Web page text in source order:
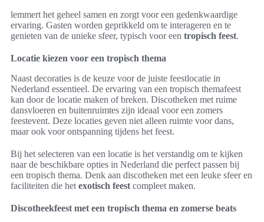
lemmert het geheel samen en zorgt voor een gedenkwaardige
ervaring. Gasten worden geprikkeld om te interageren en te
genieten van de unieke sfeer, typisch voor een tropisch feest.
Locatie kiezen voor een tropisch thema
Naast decoraties is de keuze voor de juiste feestlocatie in
Nederland essentieel. De ervaring van een tropisch themafeest
kan door de locatie maken of breken. Discotheken met ruime
dansvloeren en buitenruimtes zijn ideaal voor een zomers
feestevent. Deze locaties geven niet alleen ruimte voor dans,
maar ook voor ontspanning tijdens het feest.
Bij het selecteren van een locatie is het verstandig om te kijken
naar de beschikbare opties in Nederland die perfect passen bij
een tropisch thema. Denk aan discotheken met een leuke sfeer en
faciliteiten die het exotisch feest compleet maken.
Discotheekfeest met een tropisch thema en zomerse beats